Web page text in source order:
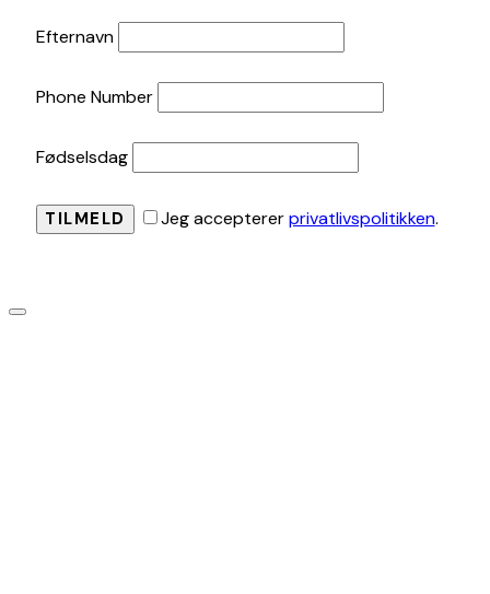
Efternavn
Phone Number
Fødselsdag
TILMELD Jeg acceptererprivatlivspolitikken.